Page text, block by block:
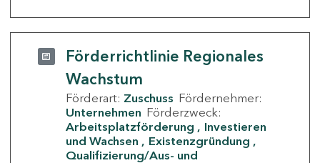
Förderrichtlinie Regionales
Wachstum
Förderart: Zuschuss Fördernehmer:
Unternehmen Förderzweck:
Arbeitsplatzförderung
Investieren
und Wachsen
Existenzgründung
Qualifizierung/Aus- und